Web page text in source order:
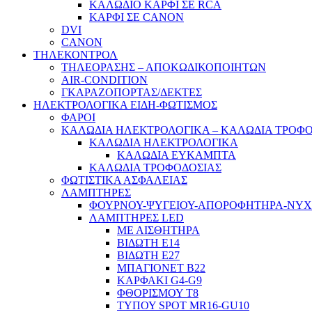
ΚΑΛΩΔΙΟ ΚΑΡΦΙ ΣΕ RCA
ΚΑΡΦΙ ΣΕ CANON
DVI
CANON
ΤΗΛΕΚΟΝΤΡΟΛ
ΤΗΛΕΟΡΑΣΗΣ – ΑΠΟΚΩΔΙΚΟΠΟΙΗΤΩΝ
AIR-CONDITION
ΓΚΑΡΑΖΟΠΟΡΤΑΣ/ΔΕΚΤΕΣ
ΗΛΕΚΤΡΟΛΟΓΙΚΑ ΕΙΔΗ-ΦΩΤΙΣΜΟΣ
ΦΑΡΟΙ
ΚΑΛΩΔΙΑ ΗΛΕΚΤΡΟΛΟΓΙΚΑ – ΚΑΛΩΔΙΑ
ΚΑΛΩΔΙΑ ΗΛΕΚΤΡΟΛΟΓΙΚΑ
ΚΑΛΩΔΙΑ ΕΥΚΑΜΠΤΑ
ΚΑΛΩΔΙΑ ΤΡΟΦΟΔΟΣΙΑΣ
ΦΩΤΙΣΤΙΚΑ ΑΣΦΑΛΕΙΑΣ
ΛΑΜΠΤΗΡΕΣ
ΦΟΥΡΝΟΥ-ΨΥΓΕΙΟΥ-ΑΠΟΡΟΦΗΤΗΡΑ-
ΛΑΜΠΤΗΡΕΣ LED
ΜΕ ΑΙΣΘΗΤΗΡΑ
ΒΙΔΩΤΗ Ε14
ΒΙΔΩΤΗ Ε27
ΜΠΑΓΙΟΝΕΤ Β22
ΚΑΡΦΑΚΙ G4-G9
ΦΘΟΡΙΣΜΟΥ Τ8
ΤΥΠΟΥ SPOT MR16-GU10